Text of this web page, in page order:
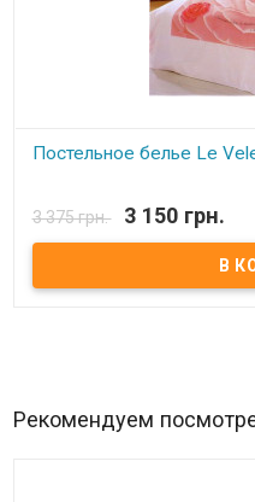
Постельное белье Le
Комплект постельного белья
Пододеяльник:200х220 см.
50х70 см.(4 шт.)
Ткань:сатин, 100% хлопок
3 375 грн. 3 150 грн.
Рекомендуем